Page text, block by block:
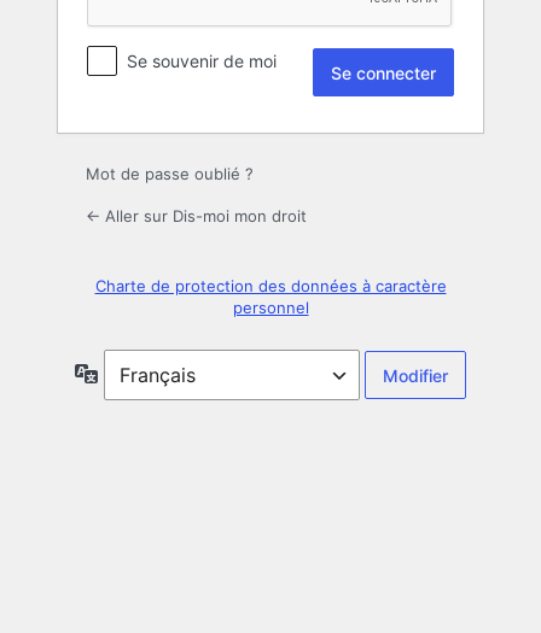
Se souvenir de moi
Mot de passe oublié ?
← Aller sur Dis-moi mon droit
Charte de protection des données à caractère
personnel
Langue